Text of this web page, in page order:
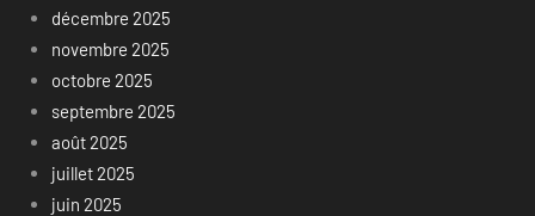
décembre 2025
novembre 2025
octobre 2025
septembre 2025
août 2025
juillet 2025
juin 2025